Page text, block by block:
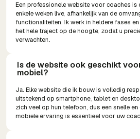
Een professionele website voor coaches is
enkele weken live, afhankelijk van de
functionaliteiten. Ik werk in heldere fases
het hele traject op de hoogte, zodat u
verwachten.
Is de website ook geschikt
mobiel?
Ja. Elke website die ik bouw is volledig
uitstekend op smartphone, tablet en
zich veel op hun telefoon, dus een snelle
mobiele ervaring is essentieel voor uw